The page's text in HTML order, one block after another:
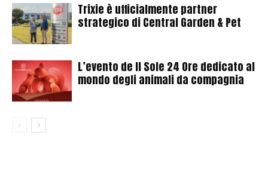
Trixie è ufficialmente partner
strategico di Central Garden & Pet
L’evento de Il Sole 24 Ore dedicato al
mondo degli animali da compagnia